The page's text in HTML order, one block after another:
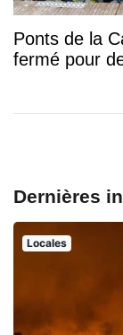
Ponts de la
fermé pour
Dernières
Locales